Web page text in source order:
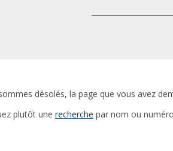
désolés, la page que vous avez
plutôt une recherche par nom ou